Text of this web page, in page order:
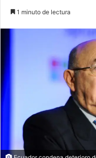
1 minuto de lectura